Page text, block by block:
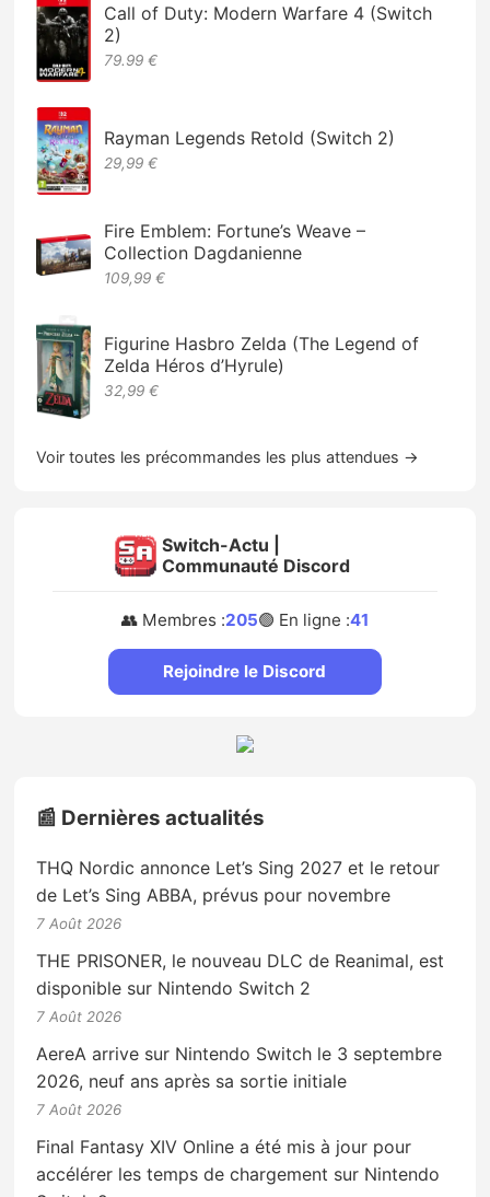
Call of Duty: Modern Warfare 4 (Switch
2)
79.99 €
Rayman Legends Retold (Switch 2)
29,99 €
Fire Emblem: Fortune’s Weave –
Collection Dagdanienne
109,99 €
Figurine Hasbro Zelda (The Legend of
Zelda Héros d’Hyrule)
32,99 €
Voir toutes les précommandes les plus attendues →
Switch-Actu |
Communauté Discord
👥 Membres :205🟢 En ligne :41
Rejoindre le Discord
📰 Dernières actualités
THQ Nordic annonce Let’s Sing 2027 et le retour
de Let’s Sing ABBA, prévus pour novembre
7 Août 2026
THE PRISONER, le nouveau DLC de Reanimal, est
disponible sur Nintendo Switch 2
7 Août 2026
AereA arrive sur Nintendo Switch le 3 septembre
2026, neuf ans après sa sortie initiale
7 Août 2026
Final Fantasy XIV Online a été mis à jour pour
accélérer les temps de chargement sur Nintendo